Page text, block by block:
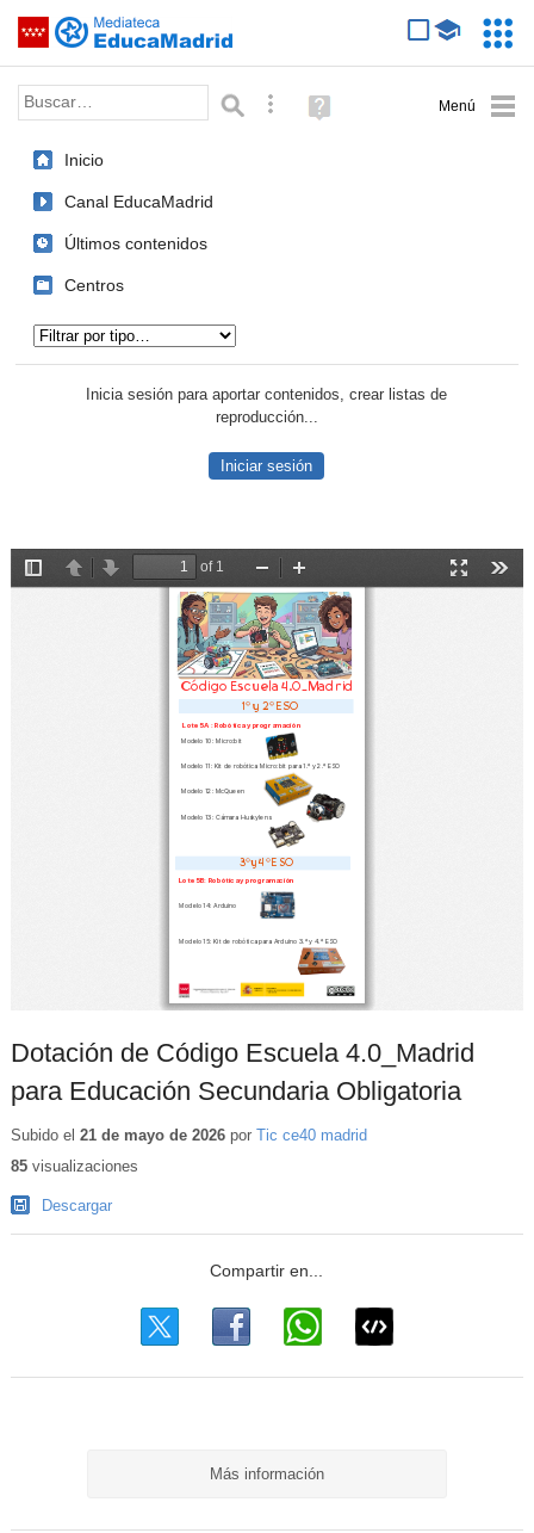
Saltar navegación
Palabra o frase: Búsqueda avanzada
Ayuda
(en
Inicio
Canal EducaMadrid
Últimos contenidos
Centros
Inicia sesión para aportar contenidos, crear listas de
reproducción...
Iniciar sesión
Dotación de Código Escuela 4.0_Madrid
para Educación Secundaria Obligatoria
Subido el 21 de mayo de 2026por Tic ce40 madrid
85visualizaciones
Descargar
Más información